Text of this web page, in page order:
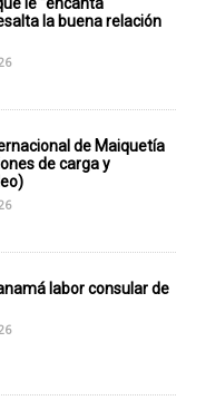
le "encanta
la buena relación
de Maiquetía
de carga y
labor consular de